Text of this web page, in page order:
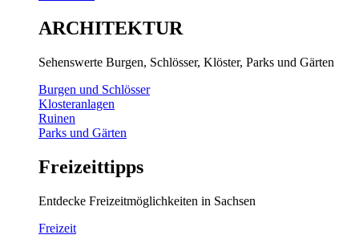
ARCHITEKTUR
Sehenswerte Burgen, Schlösser, Klöster, Parks und Gärten
Burgen und Schlösser
Klosteranlagen
Ruinen
Parks und Gärten
Freizeittipps
Entdecke Freizeitmöglichkeiten in Sachsen
Freizeit